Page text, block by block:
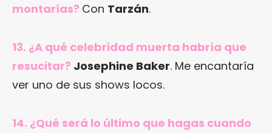
montarías? Con Tarzán.
13. ¿A qué celebridad muerta habría que
resucitar? Josephine Baker. Me encantaría
ver uno de sus shows locos.
14. ¿Qué será lo último que hagas cuando